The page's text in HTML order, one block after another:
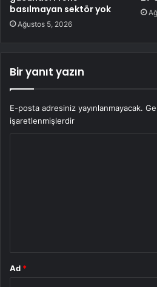
basılmayan sektör yok
Ağustos 5, 2026
Bir yanıt yazın
E-posta adresiniz yayınlanmayacak.
işaretlenmişlerdir
Ad *